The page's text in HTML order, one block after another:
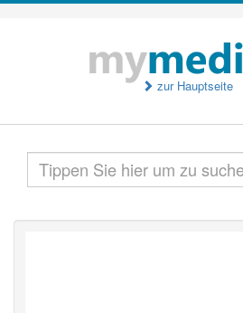
zur Hauptseite